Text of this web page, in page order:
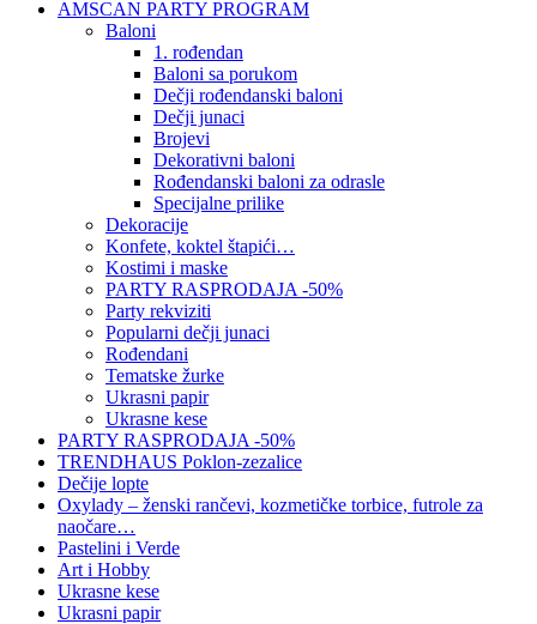
AMSCAN PARTY PROGRAM
Baloni
1. rođendan
Baloni sa porukom
Dečji rođendanski baloni
Dečji junaci
Brojevi
Dekorativni baloni
Rođendanski baloni za odrasle
Specijalne prilike
Dekoracije
Konfete, koktel štapići…
Kostimi i maske
PARTY RASPRODAJA -50%
Party rekviziti
Popularni dečji junaci
Rođendani
Tematske žurke
Ukrasni papir
Ukrasne kese
PARTY RASPRODAJA -50%
TRENDHAUS Poklon-zezalice
Dečije lopte
Oxylady – ženski rančevi, kozmetičke torbice, futrole za
naočare…
Pastelini i Verde
Art i Hobby
Ukrasne kese
Ukrasni papir